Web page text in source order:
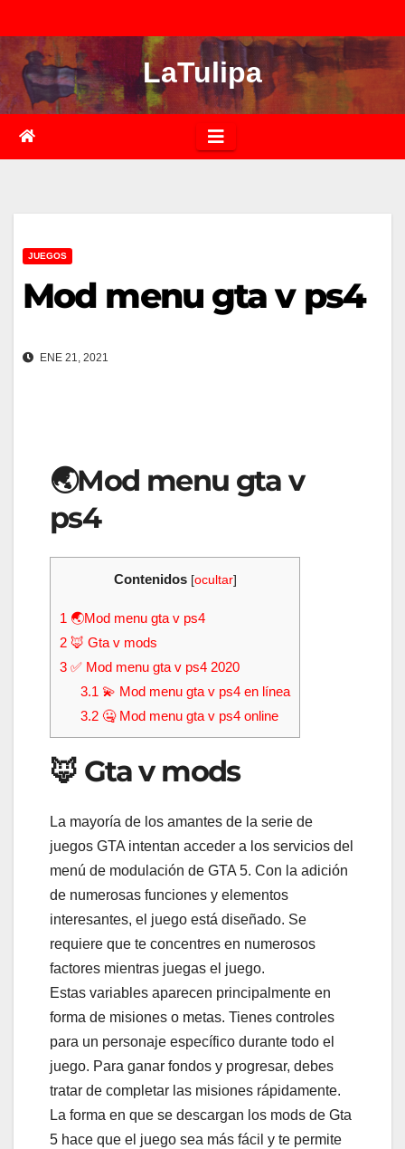
al
contenido
LaTulipa
JUEGOS
Mod menu gta v ps4
ENE 21, 2021
🌏Mod menu gta v
ps4
Contenidos [ocultar]
1 🌏Mod menu gta v ps4
2 🦊 Gta v mods
3 ✅ Mod menu gta v ps4 2020
3.1 💫 Mod menu gta v ps4 en línea
3.2🤐 Mod menu gta v ps4 online
🦊 Gta v mods
La mayoría de los amantes de la serie de
juegos GTA intentan acceder a los servicios del
menú de modulación de GTA 5. Con la adición
de numerosas funciones y elementos
interesantes, el juego está diseñado. Se
requiere que te concentres en numerosos
factores mientras juegas el juego.
Estas variables aparecen principalmente en
forma de misiones o metas. Tienes controles
para un personaje específico durante todo el
juego. Para ganar fondos y progresar, debes
tratar de completar las misiones rápidamente.
La forma en que se descargan los mods de Gta
5 hace que el juego sea más fácil y te permite